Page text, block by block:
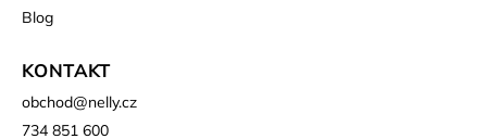
Blog
KONTAKT
obchod@nelly.cz
734 851 600